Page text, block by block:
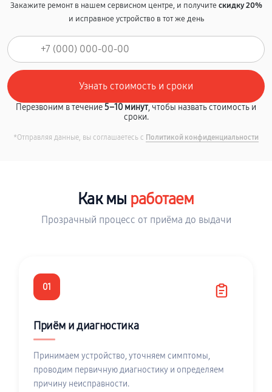
Закажите ремонт в нашем сервисном центре, и получитескидку 20%
и исправное устройство в тот же день
Перезвоним в течение5–10 минут, чтобы назвать стоимость и
сроки.
*Отправляя данные, вы соглашаетесь с Политикой конфиденциальности
Как мы работаем
Прозрачный процесс от приёма до выдачи
01
Приём и диагностика
Принимаем устройство, уточняем симптомы,
проводим первичную диагностику и определяем
причину неисправности.